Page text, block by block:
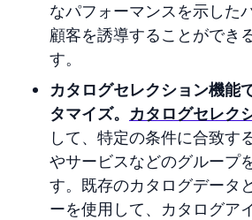
なパフォーマンスを示した
顧客を誘導することができ
す。
カタログセレクション機能
タマイズ。 カタログセレク
して、特定の条件に合致す
やサービスなどのグループ
す。既存のカタログデータ
ーを使用して、カタログア